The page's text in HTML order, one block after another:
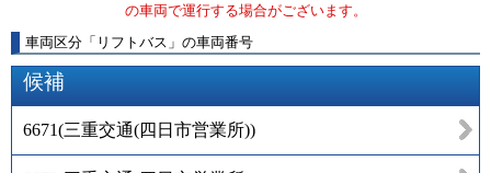
の車両で運行する場合がございます。
車両区分 「 リフトバス 」 の車両番号
候補
6671(三重交通(四日市営業所))